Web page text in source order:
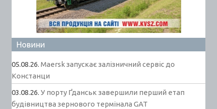
Новини
05.08.26. Maersk запускає залізничний сервіс до
Констанци
03.08.26. У порту Ґданськ завершили перший етап
будівництва зернового термінала GAT